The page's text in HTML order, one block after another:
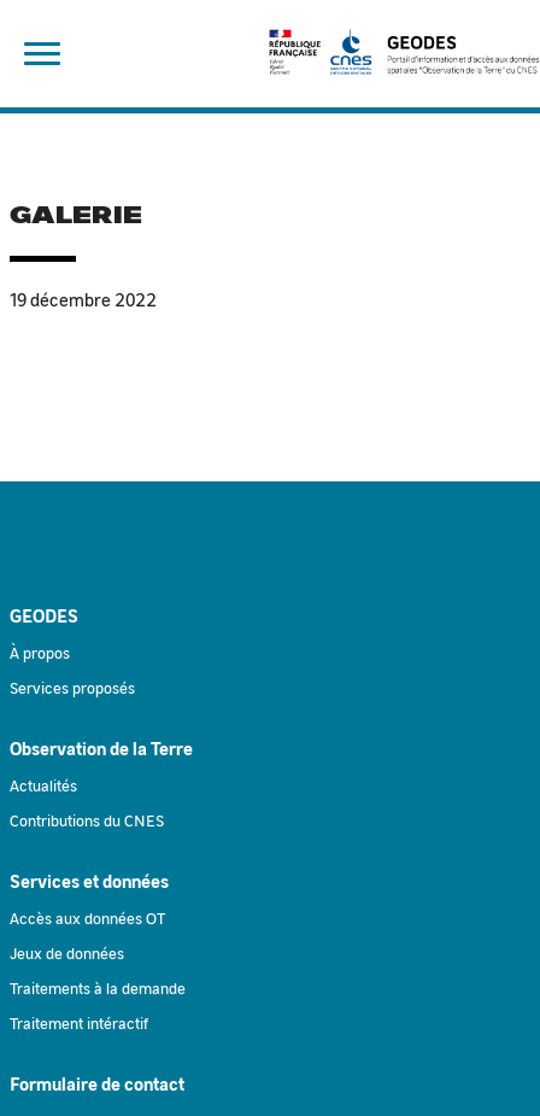
content
GALERIE
19 décembre 2022
GEODES
À propos
Services proposés
Observation de la Terre
Actualités
Contributions du CNES
Services et données
Accès aux données OT
Jeux de données
Traitements à la demande
Traitement intéractif
Formulaire de contact